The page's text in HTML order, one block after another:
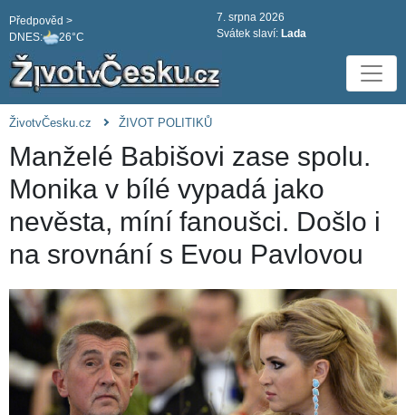
DNES: 26°C
Předpověd >
7. srpna 2026
Svátek slaví: Lada
ŽivotvČesku.cz ŽIVOT POLITIKŮ
Manželé Babišovi zase spolu.
Monika v bílé vypadá jako
nevěsta, míní fanoušci. Došlo i
na srovnání s Evou Pavlovou